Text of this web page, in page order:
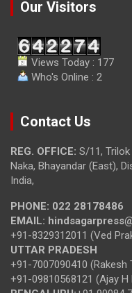
Our Visitors
Views Today : 177
Who's Online : 2
Contact Us
REG. OFFICE: S/11,
Naka, Bhayandar (East),
India,
PHONE: 022 28178486
EMAIL:
+91-8329312011 (Ved
UTTAR PRADESH
+91-7007090410 (Rakesh
+91-09810568121 (Ajay H